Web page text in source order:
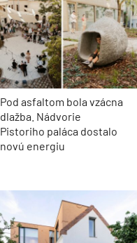
Pod asfaltom bola vzácna
dlažba. Nádvorie
Pistoriho paláca dostalo
novú energiu